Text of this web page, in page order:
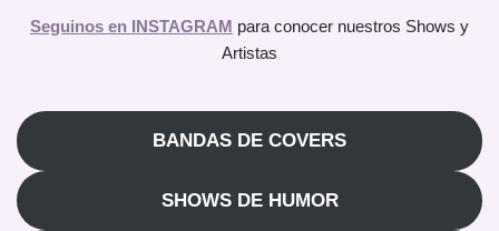
Seguinos en INSTAGRAM para conocer nuestros Shows y
Artistas
BANDAS DE COVERS
SHOWS DE HUMOR